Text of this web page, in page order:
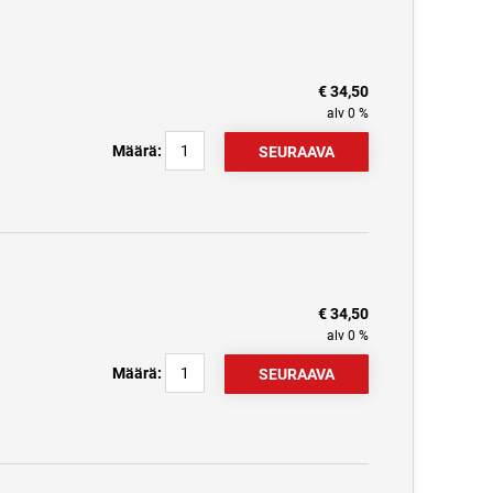
€ 34,50
alv 0 %
Määrä:
€ 34,50
alv 0 %
Määrä: